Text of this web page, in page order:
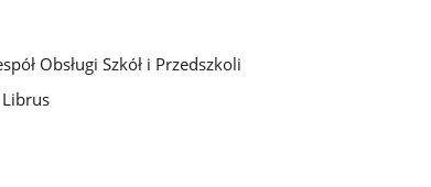
Obsługi Szkół i Przedszkoli